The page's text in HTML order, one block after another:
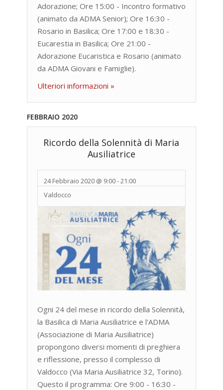
Adorazione; Ore 15:00 - Incontro formativo
(animato da ADMA Senior); Ore 16:30 -
Rosario in Basilica; Ore 17:00 e 18:30 -
Eucarestia in Basilica; Ore 21:00 -
Adorazione Eucaristica e Rosario (animato
da ADMA Giovani e Famiglie).
Ulteriori informazioni »
FEBBRAIO 2020
Ricordo della Solennità di Maria
Ausiliatrice
24 Febbraio 2020 @ 9:00-21:00
Valdocco
Ogni 24 del mese in ricordo della Solennità,
la Basilica di Maria Ausiliatrice e l'ADMA
(Associazione di Maria Ausiliatrice)
propongono diversi momenti di preghiera
e riflessione, presso il complesso di
Valdocco (Via Maria Ausiliatrice 32, Torino).
Questo il programma: Ore 9:00 - 16:30 -